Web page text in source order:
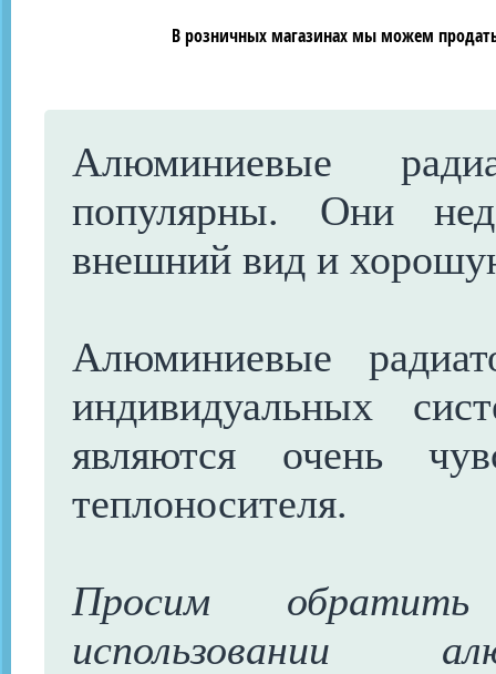
В розничных магазинах мы можем
Алюминиевые
популярны. Они
внешний вид и
Алюминиевые
индивидуальных
являются очень
теплоносителя.
Просим
использовании